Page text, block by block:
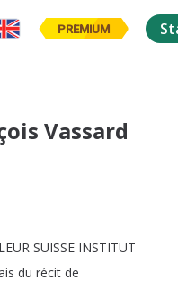
PREMIUM
Vassard
SUISSE INSTITUT
du récit de